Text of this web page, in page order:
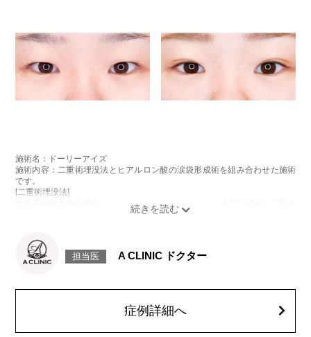
施術名：ドーリーアイズ
施術内容：二重術埋没法とヒアルロン酸の涙袋形成術を組み合わせた施術
です。
[二重術埋没法]
医療用の縫合糸を皮膚から瞼板に通し、結紮した糸を皮下へ埋没し二重ま
施術時間：約15～20分程
リスク、副作用：腫れ、内出血、疼痛、目がごろごろする違和感などが術
症、血管閉塞などが生じることがございます。注入箇所を強く刺激するよ
うなマッサージは1〜2週間ほどお控えください。
費用：モニター価格54,800円(税込)
担当医 A CLINIC ドクター
症例詳細へ